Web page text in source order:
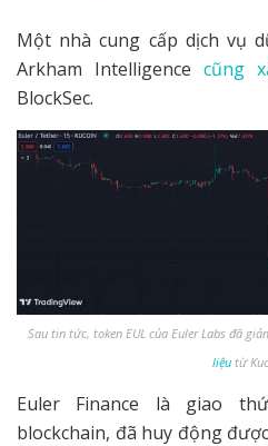
Một nhà cung cấp dịch vụ
Arkham Intelligencecũng
BlockSec.
Sau tin tức, token EUL của Euler Labs đã
liệu từ
Euler Finance là giao
blockchain, đã huy động